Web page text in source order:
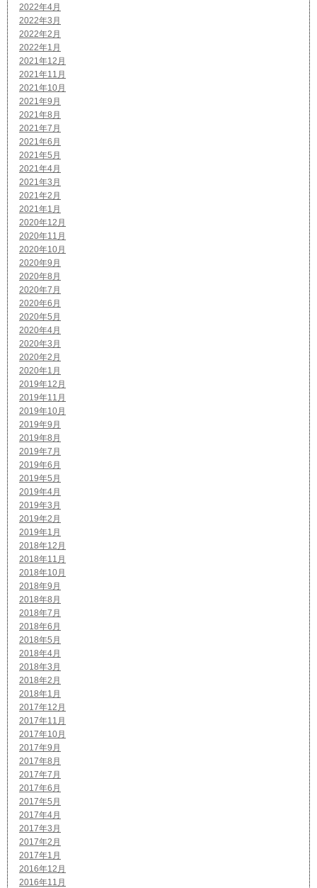
2022年4月
2022年3月
2022年2月
2022年1月
2021年12月
2021年11月
2021年10月
2021年9月
2021年8月
2021年7月
2021年6月
2021年5月
2021年4月
2021年3月
2021年2月
2021年1月
2020年12月
2020年11月
2020年10月
2020年9月
2020年8月
2020年7月
2020年6月
2020年5月
2020年4月
2020年3月
2020年2月
2020年1月
2019年12月
2019年11月
2019年10月
2019年9月
2019年8月
2019年7月
2019年6月
2019年5月
2019年4月
2019年3月
2019年2月
2019年1月
2018年12月
2018年11月
2018年10月
2018年9月
2018年8月
2018年7月
2018年6月
2018年5月
2018年4月
2018年3月
2018年2月
2018年1月
2017年12月
2017年11月
2017年10月
2017年9月
2017年8月
2017年7月
2017年6月
2017年5月
2017年4月
2017年3月
2017年2月
2017年1月
2016年12月
2016年11月